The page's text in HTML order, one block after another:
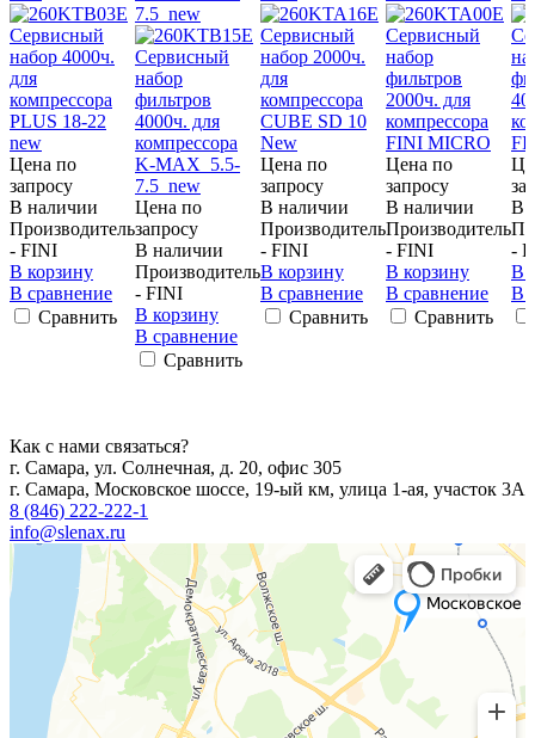
Цена по
запросу
В наличии
Производитель
- FINI
В корзину
В сравнение
Сравнить
7.5 new
Цена по
запросу
В наличии
Производитель
- FINI
В корзину
В сравнение
Сравнить
Цена по
запросу
В наличии
Производитель
- FINI
В корзину
В сравнение
Сравнить
Цена по
запросу
В наличии
Производитель
- FINI
В корзину
В сравнение
Сравнить
В
-
В
В
Как с нами связаться?
г. Самара, ул. Солнечная, д. 20, офис 305
г. Самара, Московское шоссе, 19-ый км, улица 1-ая, участок 3А
8 (846) 222-222-1
info@slenax.ru